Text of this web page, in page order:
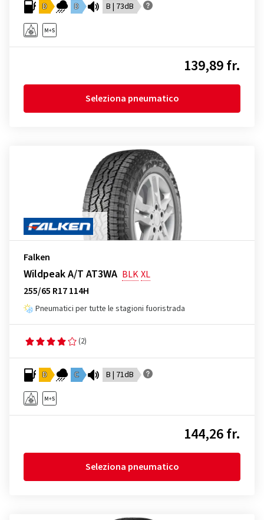
D D B | 73dB
139,89 fr.
Seleziona pneumatico
Falken
Wildpeak A/T AT3WA BLKXL
255/65 R17 114H
Pneumatici per tutte le stagioni fuoristrada
(2)
D C B | 71dB
144,26 fr.
Seleziona pneumatico